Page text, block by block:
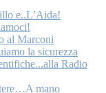
e..L’Aida!
al Marconi
la sicurezza
Radio
mano